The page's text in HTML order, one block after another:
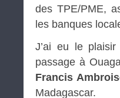
des TPE/PME,
les banques
J’ai eu le
passage à
Francis
Madagascar.